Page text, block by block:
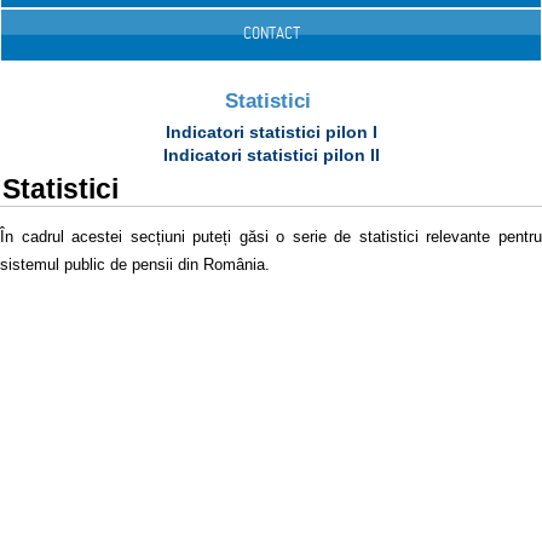
CONTACT
Statistici
Indicatori statistici pilon I
Indicatori statistici pilon II
Statistici
În cadrul acestei secțiuni puteți găsi o serie de statistici relevante pentru
sistemul public de pensii din România.